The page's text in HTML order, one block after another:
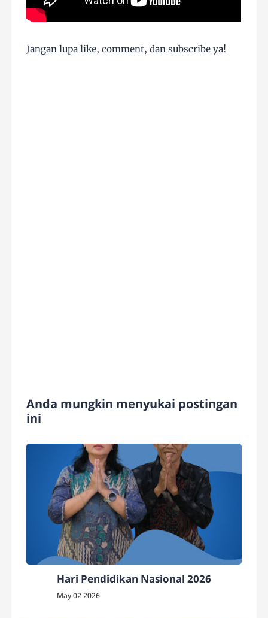
Jangan lupa like, comment, dan subscribe ya!
Anda mungkin menyukai postingan
ini
Hari Pendidikan Nasional 2026
May 02 2026